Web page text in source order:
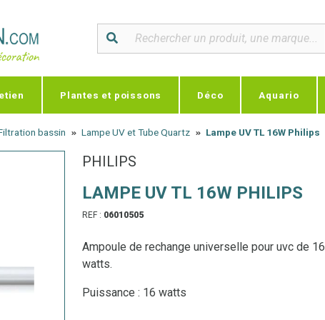
Plantes et poissons Déco Aquario
bassin Lampe UV et Tube Quartz Lampe UV TL 16W Philips
PHILIPS
LAMPE UV TL 16W PHILIPS
REF : 06010505
Ampoule de rechange universelle pour uvc de 16
watts.
Puissance : 16 watts